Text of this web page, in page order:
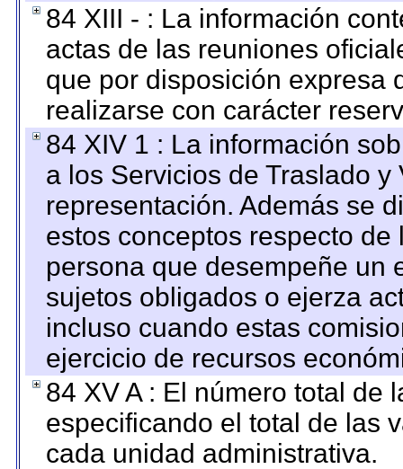
84 XIII - : La información
actas de las reuniones
que por disposición expresa
realizarse con carácter
84 XIV 1 : La información
a los Servicios de Traslado
representación. Además se
estos conceptos respecto
persona que desempeñe un
sujetos obligados o ejerza
incluso cuando estas
ejercicio de recursos
84 XV A : El número total de
especificando el total de las
cada unidad administrativa.